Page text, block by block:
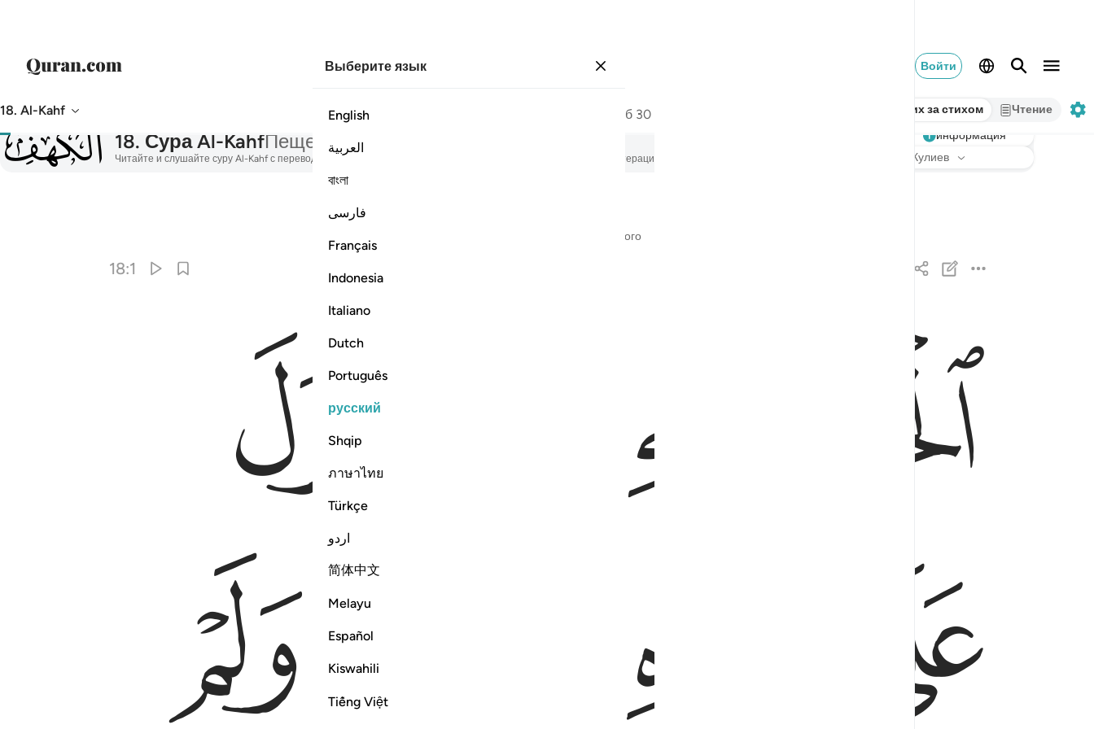
Войти
Выберите язык
English
العربية
বাংলা
فارسی
Français
Indonesia
Italiano
Dutch
Português
русский
Shqip
ภาษาไทย
Türkçe
اردو
简体中文
Melayu
Español
Kiswahili
Tiếng Việt
18. Al-Kahf Хизб 30 Стих за стихом Чтение
18. Сура Al-KahfПещера
Читайте и слушайте суру Al-Kahf с переводом, тафсиром, аудиозаписью, пословным толкованием и транслитерацией.
информация
: Эльмир Кулиев
Во имя Аллаха — Милостивого, Милосердного
18:1
ٱلْحَمْدُ لِلَّهِ ٱلَّذِىٓ أَنزَلَ عَلَىٰ عَبْدِهِ ٱلْكِتَـٰبَ وَلَمْ يَجْعَل لَّهُۥ عِوَجَاۜ ١
ﲭ ﲮ
ﲰ
ﲱ
ﲲ ﲳﲴ